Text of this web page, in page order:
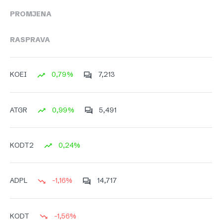
PROMJENA
RASPRAVA
KOEI 0,79% 7,213
ATGR 0,99% 5,491
KODT2 0,24%
ADPL -1,16% 14,717
KODT -1,56%